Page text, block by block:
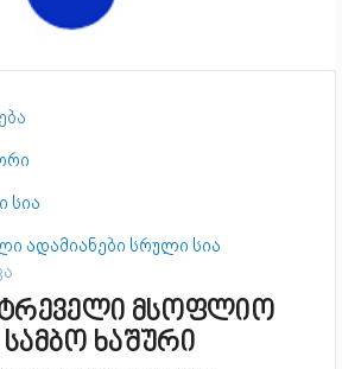
სია
ადამიანები სრული სია
მსოფლიო
ხაშური